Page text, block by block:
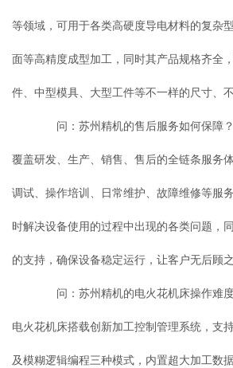
等领域，可用于各类高硬度导电材料的复杂
面等高精度成型加工，同时其产品规格齐全
件、中型模具、大型工件等不一样的尺寸、
问：苏州精机的售后服务如何保障？
覆盖研发、生产、销售、售后的全链条服务
调试、操作培训、日常维护、故障维修等服
时解决设备使用的过程中出现的各类问题，
的支持，确保设备稳定运行，让客户无后顾之
问：苏州精机的电火花机床操作难
电火花机床搭载创新加工控制管理系统，支
及模糊逻辑编程三种模式，内置超大加工数